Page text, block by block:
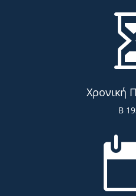
Χρονική
Β